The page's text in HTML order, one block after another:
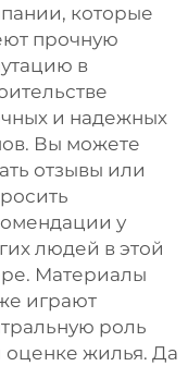
которые
прочную
в
и надежных
Вы можете
отзывы или
у
людей в этой
Материалы
играют
роль
оценке жилья. Да